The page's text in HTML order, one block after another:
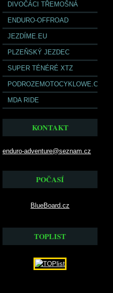
DIVOČÁCI TŘEMOŠNÁ
ENDURO-OFFROAD
JEZDÍME.EU
PLZEŇSKÝ JEZDEC
SUPER TÉNÉRÉ XTZ
PODROZEMOTOCYKLOWE.COM
MDA RIDE
KONTAKT
enduro-adventure@seznam.cz
POČASÍ
BlueBoard.cz
TOPLIST